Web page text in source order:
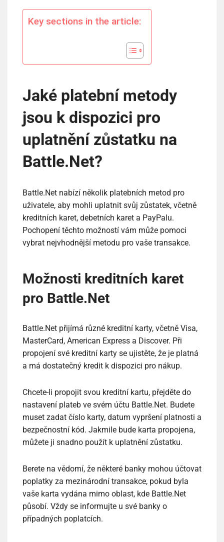
Key sections in the article:
Jaké platební metody
jsou k dispozici pro
uplatnění zůstatku na
Battle.Net?
Battle.Net nabízí několik platebních metod pro
uživatele, aby mohli uplatnit svůj zůstatek, včetně
kreditních karet, debetních karet a PayPalu.
Pochopení těchto možností vám může pomoci
vybrat nejvhodnější metodu pro vaše transakce.
Možnosti kreditních karet
pro Battle.Net
Battle.Net přijímá různé kreditní karty, včetně Visa,
MasterCard, American Express a Discover. Při
propojení své kreditní karty se ujistěte, že je platná
a má dostatečný kredit k dispozici pro nákup.
Chcete-li propojit svou kreditní kartu, přejděte do
nastavení plateb ve svém účtu Battle.Net. Budete
muset zadat číslo karty, datum vypršení platnosti a
bezpečnostní kód. Jakmile bude karta propojena,
můžete ji snadno použít k uplatnění zůstatku.
Berete na vědomí, že některé banky mohou účtovat
poplatky za mezinárodní transakce, pokud byla
vaše karta vydána mimo oblast, kde Battle.Net
působí. Vždy se informujte u své banky o
případných poplatcích.